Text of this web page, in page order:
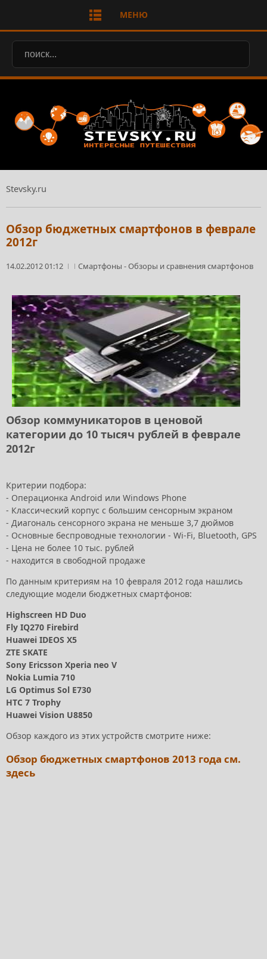
МЕНЮ
Stevsky.ru
Обзор бюджетных смартфонов в феврале
2012г
14.02.2012 01:12 Смартфоны -Обзоры и сравнения смартфонов
Обзор коммуникаторов в ценовой
категории до 10 тысяч рублей в феврале
2012г
Критерии подбора:
- Операционка Android или Windows Phone
- Классический корпус с большим сенсорным экраном
- Диагональ сенсорного экрана не меньше 3,7 дюймов
- Основные беспроводные технологии - Wi-Fi, Bluetooth, GPS
- Цена не более 10 тыс. рублей
- находится в свободной продаже
По данным критериям на 10 февраля 2012 года нашлись
следующие модели бюджетных смартфонов:
Highscreen HD Duo
Fly IQ270 Firebird
Huawei IDEOS X5
ZTE SKATE
Sony Ericsson Xperia neo V
Nokia Lumia 710
LG Optimus Sol E730
HTC 7 Trophy
Huawei Vision U8850
Обзор каждого из этих устройств смотрите ниже:
Обзор бюджетных смартфонов 2013 года см.
здесь